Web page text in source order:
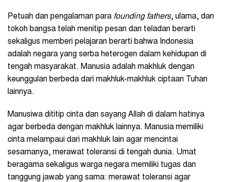
Petuah dan pengalaman para founding fathers, ulama, dan
tokoh bangsa telah menitip pesan dan teladan berarti
sekaligus memberi pelajaran berarti bahwa Indonesia
adalah negara yang serba heterogen dalam kehidupan di
tengah masyarakat. Manusia adalah makhluk dengan
keunggulan berbeda dari makhluk-makhluk ciptaan Tuhan
lainnya.
Manusiwa dititip cinta dan sayang Allah di dalam hatinya
agar berbeda dengan makhluk lainnya. Manusia memiliki
cinta melampaui dari makhluk lain agar mencintai
sesamanya, merawat toleransi di tengah dunia. Umat
beragama sekaligus warga negara memiliki tugas dan
tanggung jawab yang sama: merawat toleransi agar